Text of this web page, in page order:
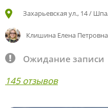
Захарьевская ул., 14 /
Клишина Елена Петровна
Ожидание записи
145 отзывов